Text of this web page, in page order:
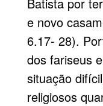
e novo
6.17- 28).
dos fariseus
situação
religiosos